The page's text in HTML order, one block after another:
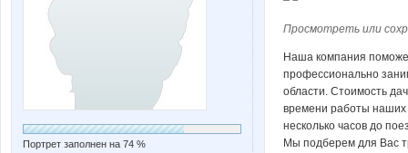
Портрет заполнен на 74 %
Просмотреть или
Наша компания
профессионально
области. Стоимость
времени работы наших
несколько часов до
Мы подберем для Вас